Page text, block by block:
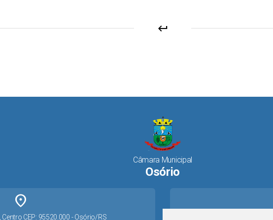
keyboard_return
Câmara Municipal
Osório
place
Centro CEP: 95520.000 - Osório/RS